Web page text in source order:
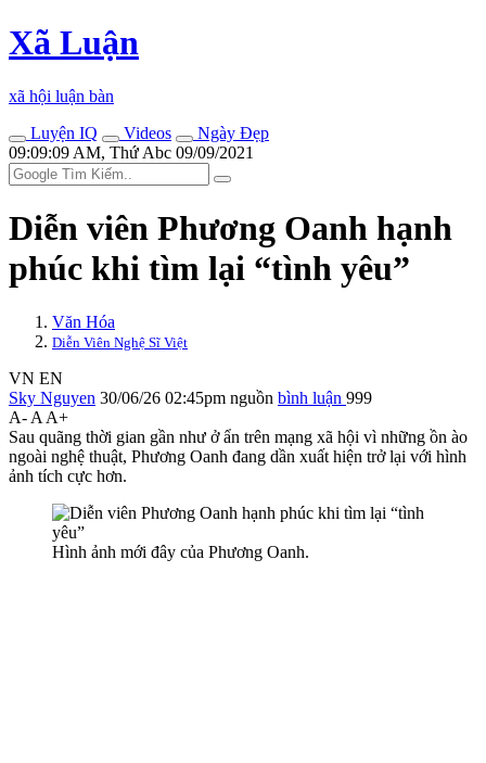
Xã Luận
xã hội luận bàn
Luyện IQ
Videos
Ngày Đẹp
09:09:09 AM, Thứ Abc 09/09/2021
Diễn viên Phương Oanh hạnh
phúc khi tìm lại “tình yêu”
Văn Hóa
Diễn Viên Nghệ Sĩ Việt
VN EN
Sky Nguyen 30/06/26 02:45pm nguồn bình luận 999
A- A A+
Sau quãng thời gian gần như ở ẩn trên mạng xã hội vì những ồn ào
ngoài nghệ thuật, Phương Oanh đang dần xuất hiện trở lại với hình
ảnh tích cực hơn.
Hình ảnh mới đây của Phương Oanh.